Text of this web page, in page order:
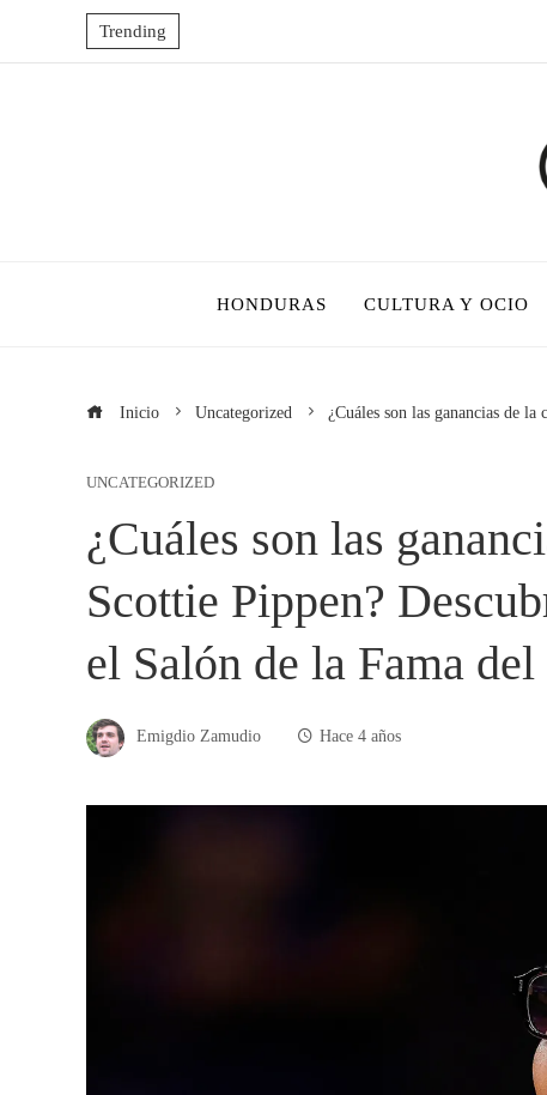
Trending
HONDURAS CULTURA Y OCIO
Inicio Uncategorized ¿Cuáles son las ganancias de
UNCATEGORIZED
¿Cuáles son las
Scottie Pippen?
el Salón de la Fama
Emigdio Zamudio Hace 4 años